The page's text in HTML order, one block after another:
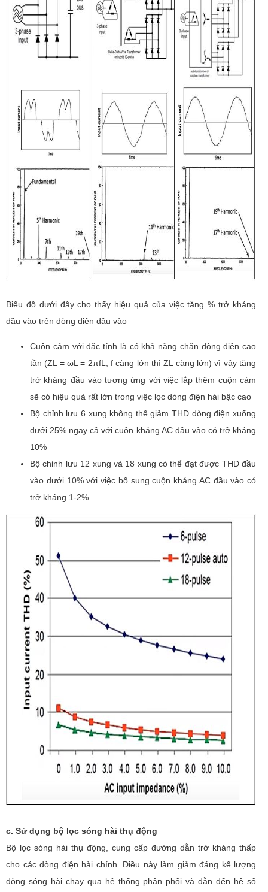
Biểu đồ dưới đây cho thấy hiệu quả của việc tăng % trở kháng
đầu vào trên dòng điện đầu vào
Cuộn cảm với đặc tính là có khả năng chặn dòng điện cao
tần (ZL = ωL = 2πfL, f càng lớn thì ZL càng lớn) vì vậy tăng
trở kháng đầu vào tương ứng với việc lắp thêm cuộn cảm
sẽ có hiệu quả rất lớn trong việc lọc dòng điện hài bậc cao
Bộ chỉnh lưu 6 xung không thể giảm THD dòng điện xuống
dưới 25% ngay cả với cuộn kháng AC đầu vào có trở kháng
10%
Bộ chỉnh lưu 12 xung và 18 xung có thể đạt được THD đầu
vào dưới 10% với việc bổ sung cuộn kháng AC đầu vào có
trở kháng 1-2%
c. Sử dụng bộ lọc sóng hài thụ động
Bộ lọc sóng hài thụ động, cung cấp đường dẫn trở kháng thấp
cho các dòng điện hài chính. Điều này làm giảm đáng kể lượng
dòng sóng hài chạy qua hệ thống phân phối và dẫn đến hệ số